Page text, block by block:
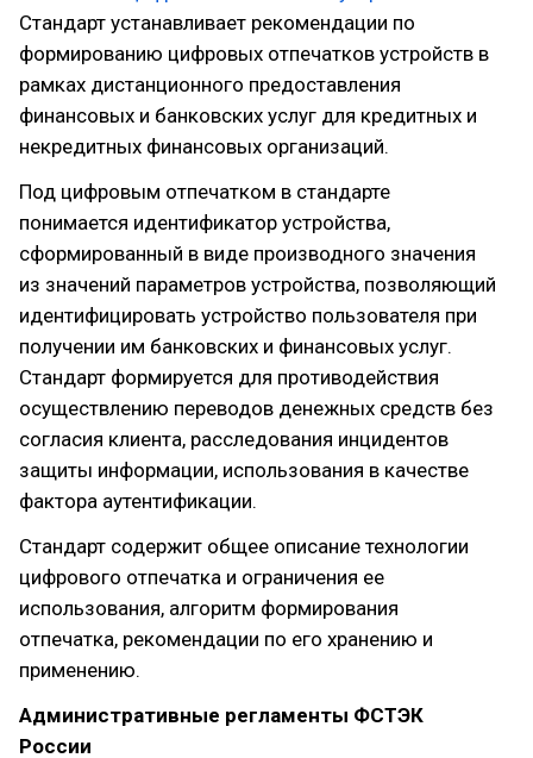
Стандарт устанавливает рекомендации по
формированию цифровых отпечатков устройств в
рамках дистанционного предоставления
финансовых и банковских услуг для кредитных и
некредитных финансовых организаций.
Под цифровым отпечатком в стандарте
понимается идентификатор устройства,
сформированный в виде производного значения
из значений параметров устройства, позволяющий
идентифицировать устройство пользователя при
получении им банковских и финансовых услуг.
Стандарт формируется для противодействия
осуществлению переводов денежных средств без
согласия клиента, расследования инцидентов
защиты информации, использования в качестве
фактора аутентификации.
Стандарт содержит общее описание технологии
цифрового отпечатка и ограничения ее
использования, алгоритм формирования
отпечатка, рекомендации по его хранению и
применению.
Административные регламенты ФСТЭК
России